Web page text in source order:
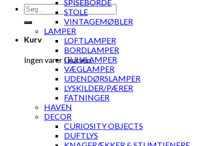
Søg
efter:
Kurv
Ingen varer i kurven.
SPISEBORDE
STOLE
VINTAGEMØBLER
LAMPER
LOFTLAMPER
BORDLAMPER
GULVLAMPER
VÆGLAMPER
UDENDØRSLAMPER
LYSKILDER/PÆRER
FATNINGER
HAVEN
DECOR
CURIOSITY OBJECTS
DUFTLYS